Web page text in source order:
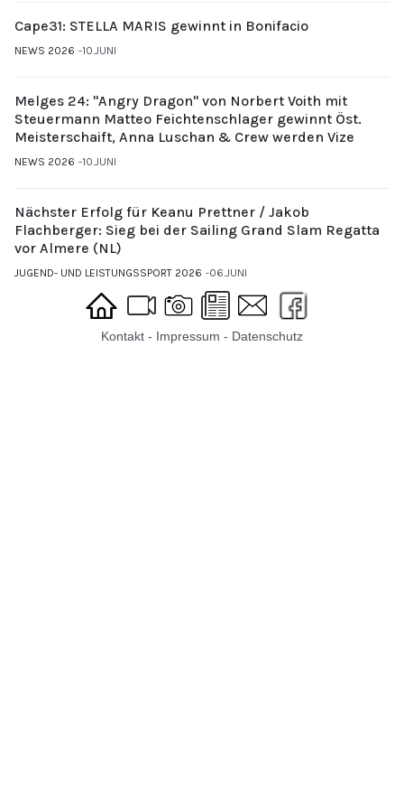
Cape31: STELLA MARIS gewinnt in Bonifacio
NEWS 2026 10.JUNI
Melges 24: "Angry Dragon" von Norbert Voith mit
Steuermann Matteo Feichtenschlager gewinnt Öst.
Meisterschaift, Anna Luschan & Crew werden Vize
NEWS 2026 10.JUNI
Nächster Erfolg für Keanu Prettner / Jakob
Flachberger: Sieg bei der Sailing Grand Slam Regatta
vor Almere (NL)
JUGEND- UND LEISTUNGSSPORT 2026 06.JUNI
Kontakt - Impressum - Datenschutz